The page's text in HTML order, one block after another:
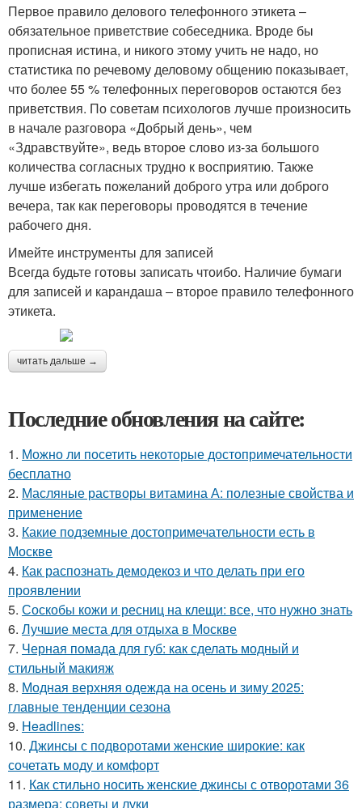
Первое правило делового телефонного этикета ‒
обязательное приветствие собеседника. Вроде бы
прописная истина, и никого этому учить не надо, но
статистика по речевому деловому общению показывает,
что более 55 % телефонных переговоров остаются без
приветствия. По советам психологов лучше произносить
в начале разговора «Добрый день», чем
«Здравствуйте», ведь второе слово из-за большого
количества согласных трудно к восприятию. Также
лучше избегать пожеланий доброго утра или доброго
вечера, так как переговоры проводятся в течение
рабочего дня.
Имейте инструменты для записей
Всегда будьте готовы записать чтоибо. Наличие бумаги
для записей и карандаша ‒ второе правило телефонного
этикета.
читать дальше →
Последние обновления на сайте:
1. Можно ли посетить некоторые достопримечательности
бесплатно
2. Масляные растворы витамина А: полезные свойства и
применение
3. Какие подземные достопримечательности есть в
Москве
4. Как распознать демодекоз и что делать при его
проявлении
5. Соскобы кожи и ресниц на клещи: все, что нужно знать
6. Лучшие места для отдыха в Москве
7. Черная помада для губ: как сделать модный и
стильный макияж
8. Модная верхняя одежда на осень и зиму 2025:
главные тенденции сезона
9. Headlines:
10. Джинсы с подворотами женские широкие: как
сочетать моду и комфорт
11. Как стильно носить женские джинсы с отворотами 36
размера: советы и луки